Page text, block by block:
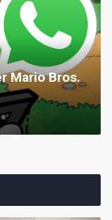
Mario Bros.